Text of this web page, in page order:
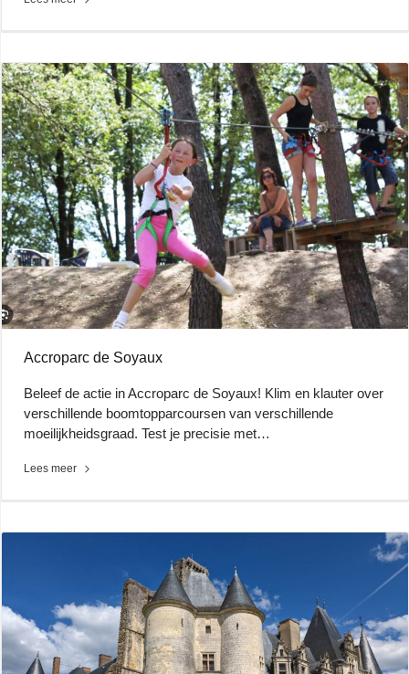
Accroparc de Soyaux
Beleef de actie in Accroparc de Soyaux! Klim en klauter over
verschillende boomtopparcoursen van verschillende
moeilijkheidsgraad. Test je precisie met…
Lees meer